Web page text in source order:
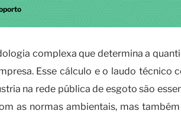
complexa que determina a
Esse cálculo e o laudo técnico
na rede pública de esgoto são
as normas ambientais, mas